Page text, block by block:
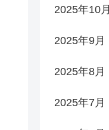
2025年10月
2025年9月
2025年8月
2025年7月